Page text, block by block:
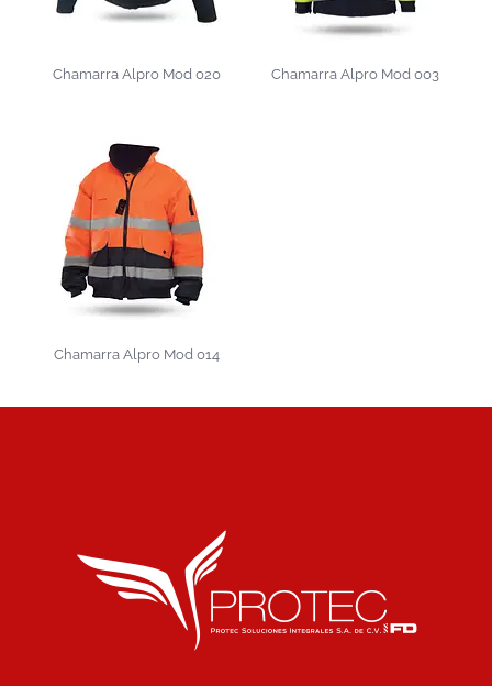
Chamarra Alpro Mod 020 Chamarra Alpro Mod 003
Chamarra Alpro Mod 014